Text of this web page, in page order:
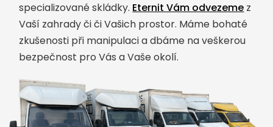
specializované skládky. Eternit Vám odvezeme z
Vaší zahrady či či Vašich prostor. Máme bohaté
zkušenosti při manipulaci a dbáme na veškerou
bezpečnost pro Vás a Vaše okolí.